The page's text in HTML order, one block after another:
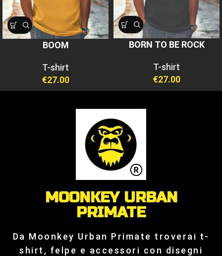
BOOM
T-shirt
€27.00
BORN TO BE ROCK
T-shirt
€27.00
MOONKEY URBAN
PRIMATE
Da Moonkey Urban Primate troverai t-
shirt, felpe e accessori con disegni